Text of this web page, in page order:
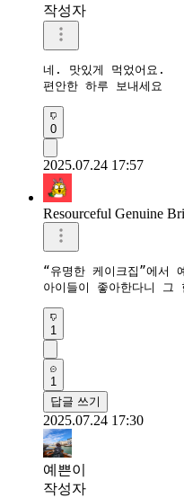
작성자
네. 맛있게 먹었어요.
편안한 하루 보내세요
0
2025.07.24 17:57
Resourceful Genuine
“유명한 케이크집”에서
아이들이 좋아한다니 그
1
1
답글 쓰기
2025.07.24 17:30
예쁜이
작성자